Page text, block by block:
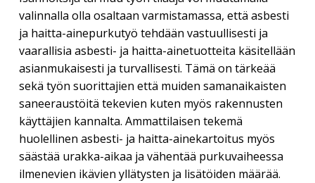
valinnalla olla osaltaan varmistamassa, että asbesti
ja haitta-ainepurkutyö tehdään vastuullisesti ja
vaarallisia asbesti- ja haitta-ainetuotteita käsitellään
asianmukaisesti ja turvallisesti. Tämä on tärkeää
sekä työn suorittajien että muiden samanaikaisten
saneeraustöitä tekevien kuten myös rakennusten
käyttäjien kannalta. Ammattilaisen tekemä
huolellinen asbesti- ja haitta-ainekartoitus myös
säästää urakka-aikaa ja vähentää purkuvaiheessa
ilmenevien ikävien yllätysten ja lisätöiden määrää.